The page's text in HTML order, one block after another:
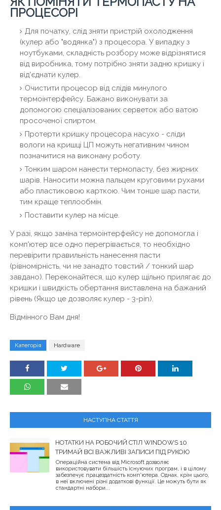
ПРОЦЕСОРІ
Для початку, слід зняти пристрій охолодження
(кулер або "водянка") з процесора. У випадку з
ноутбуками, складність розбору може відрізнятися
від виробника, тому потрібно зняти задню кришку і
від'єднати кулер.
Очистити процесор від слідів минулого
термоінтерфейсу. Бажано виконувати за
допомогою спеціалізованих серветок або ватою
просоченої спиртом.
Протерти кришку процесора насухо - сліди
вологи на кришці ЦП можуть негативним чином
позначитися на виконану роботу.
Тонким шаром нанести термопасту, без жирних
шарів. Наносити можна пальцем круговими рухами
або пластиковою карткою. Чим тонше шар пасти,
тим краще теплообмін.
Поставити кулер на місце.
У разі, якщо заміна термоінтерфейсу не допомогла і
комп'ютер все одно перегрівається, то необхідно
перевірити правильність нанесення пасти
(рівномірність, чи не занадто товстий / тонкий шар
завдано). Переконайтеся, що кулер щільно прилягає до
кришки і швидкість обертання виставлена ​​на бажаний
рівень (Якщо це дозволяє кулер - 3-pin).
Відмінного Вам дня!
Категорія Hardware
НАСТУПНА СТАТТЯ
НОТАТКИ НА РОБОЧИЙ СТІЛ WINDOWS 10
ТРИМАЙ ВСІ ВАЖЛИВІ ЗАПИСИ ПІД РУКОЮ
Операційна система від Microsoft дозволяє
використовувати більшість існуючих програм, і в цілому
забезпечує працездатність комп'ютера. Однак, крім цього,
в неї включені різні додаткові функції. Це можуть бути як
стандартні набори...